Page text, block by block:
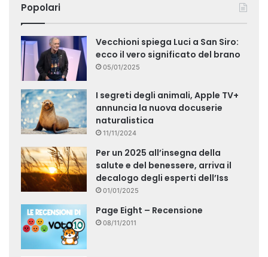
Popolari
Vecchioni spiega Luci a San Siro:
ecco il vero significato del brano
05/01/2025
I segreti degli animali, Apple TV+
annuncia la nuova docuserie
naturalistica
11/11/2024
Per un 2025 all’insegna della
salute e del benessere, arriva il
decalogo degli esperti dell’Iss
01/01/2025
Page Eight – Recensione
08/11/2011